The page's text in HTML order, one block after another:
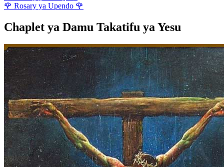
🌹 Rosary ya Upendo 🌹
Chaplet ya Damu Takatifu ya Yesu